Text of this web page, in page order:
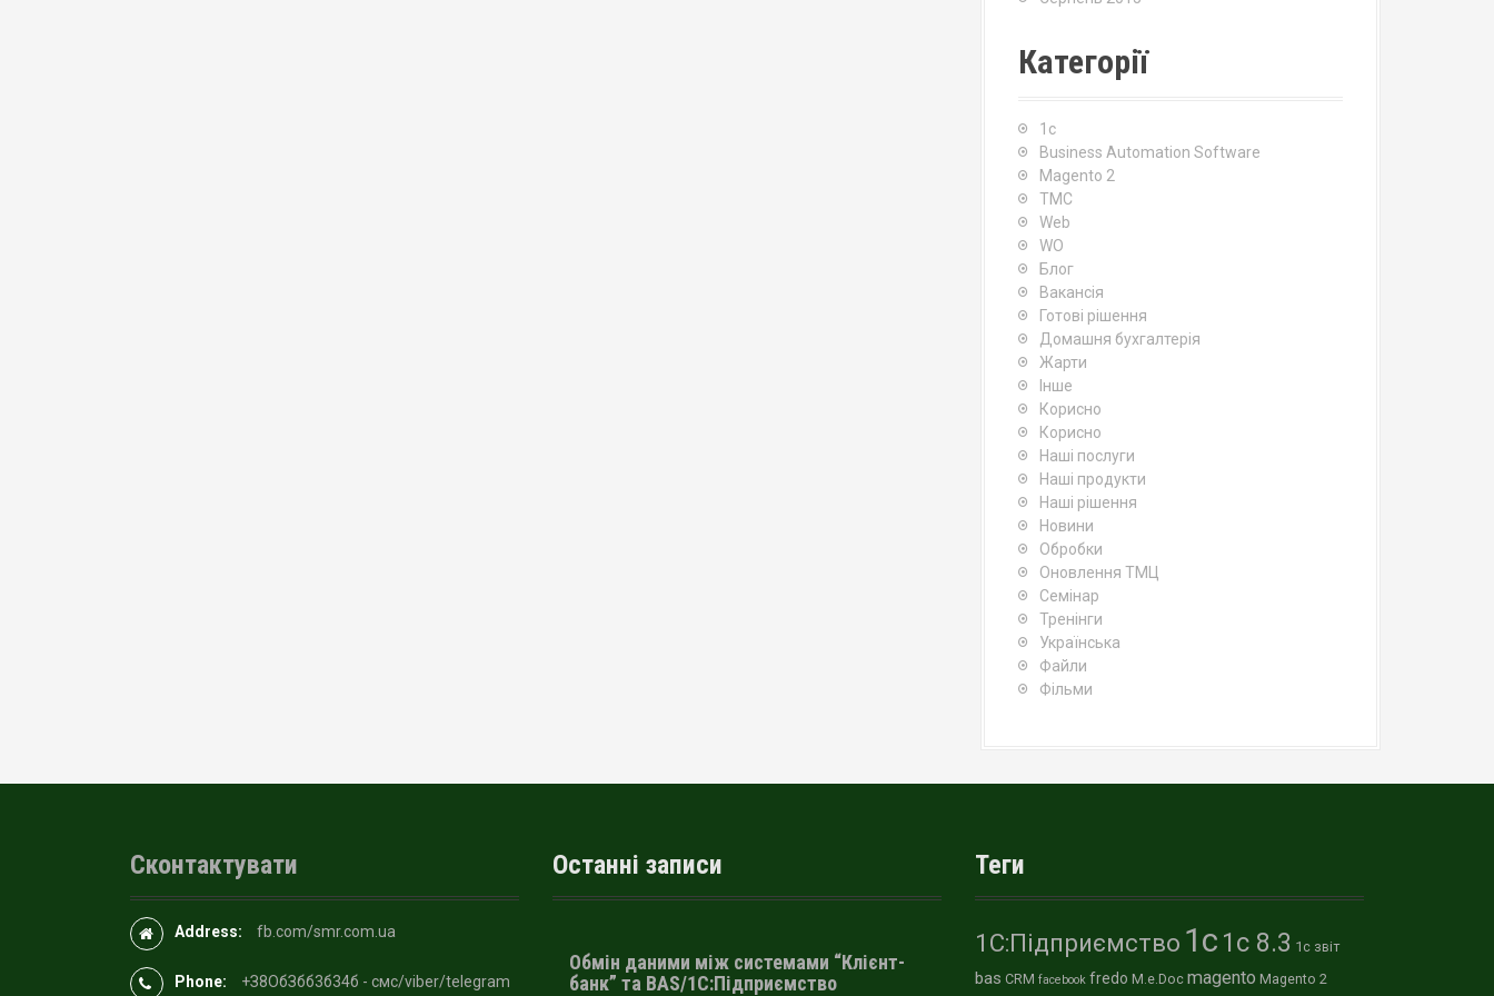
Категорії
1c
Business Automation Software
Magento 2
TMC
Web
WO
Блог
Вакансія
Готові рішення
Домашня бухгалтерія
Жарти
Інше
Корисно
Корисно
Наші послуги
Наші продукти
Наші рішення
Новини
Обробки
Оновлення ТМЦ
Семінар
Тренінги
Українська
Файли
Фільми
Сконтактувати
Address: fb.com/smr.com.ua
Phone: +З8OбЗбб3б34б - смс/viber/telegram
Останні записи
Обмін даними між системами “Клієнт-
банк” та BAS/1С:Підприємство
Теги
1С:Підприємство 1с 1с 8.3 1с звіт
bas CRM facebook fredo M.e.Doc magento Magento 2